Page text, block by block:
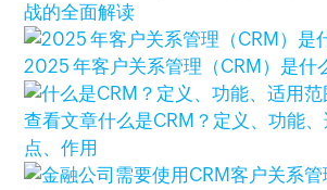
战的全面解读
2025 年客户关系管理（CRM）是什
查看文章什么是CRM？定义、功能
点、作用